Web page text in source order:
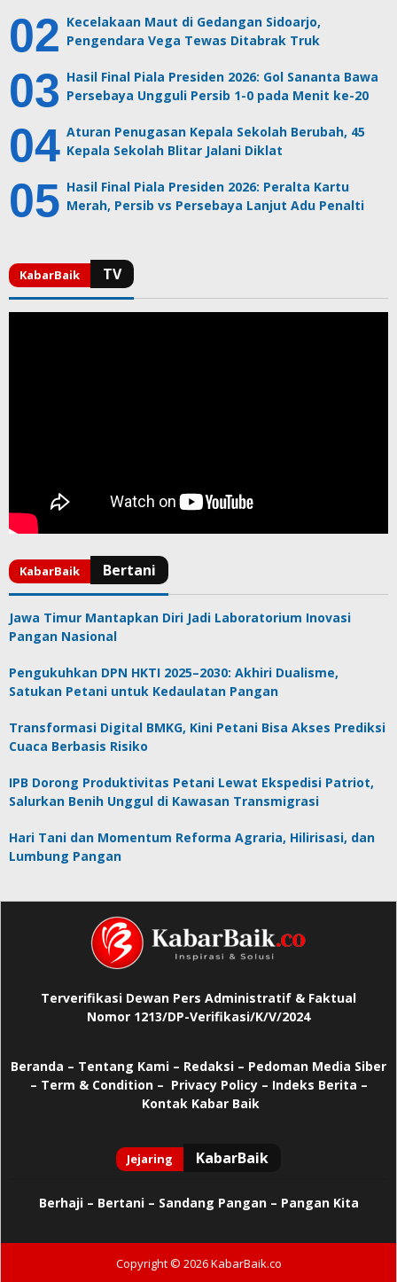
Kecelakaan Maut di Gedangan Sidoarjo,
Pengendara Vega Tewas Ditabrak Truk
Hasil Final Piala Presiden 2026: Gol Sananta Bawa
Persebaya Ungguli Persib 1-0 pada Menit ke-20
Aturan Penugasan Kepala Sekolah Berubah, 45
Kepala Sekolah Blitar Jalani Diklat
Hasil Final Piala Presiden 2026: Peralta Kartu
Merah, Persib vs Persebaya Lanjut Adu Penalti
Jawa Timur Mantapkan Diri Jadi Laboratorium Inovasi
Pangan Nasional
Pengukuhkan DPN HKTI 2025–2030: Akhiri Dualisme,
Satukan Petani untuk Kedaulatan Pangan
Transformasi Digital BMKG, Kini Petani Bisa Akses Prediksi
Cuaca Berbasis Risiko
IPB Dorong Produktivitas Petani Lewat Ekspedisi Patriot,
Salurkan Benih Unggul di Kawasan Transmigrasi
Hari Tani dan Momentum Reforma Agraria, Hilirisasi, dan
Lumbung Pangan
Terverifikasi Dewan Pers Administratif & Faktual
Nomor 1213/DP-Verifikasi/K/V/2024
Beranda – Tentang Kami – Redaksi – Pedoman Media Siber
– Term & Condition – Privacy Policy– Indeks Berita –
Kontak Kabar Baik
Berhaji– Bertani – Sandang Pangan – Pangan Kita